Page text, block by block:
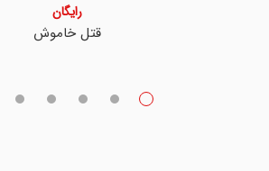
قتل خاموش
رایگان